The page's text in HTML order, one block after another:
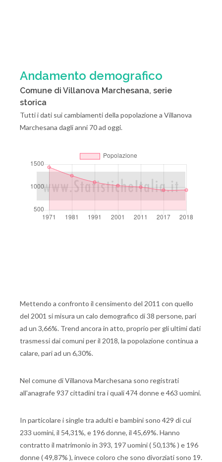
Andamento demografico
Comune di Villanova Marchesana, serie
storica
Tutti i dati sui cambiamenti della popolazione a Villanova
Marchesana dagli anni 70 ad oggi.
Mettendo a confronto il censimento del 2011 con quello
del 2001 si misura un calo demografico di 38 persone, pari
ad un 3,66%. Trend ancora in atto, proprio per gli ultimi dati
trasmessi dai comuni per il 2018, la popolazione continua a
calare, pari ad un 6,30%.
Nel comune di Villanova Marchesana sono registrati
all'anagrafe 937 cittadini tra i quali 474 donne e 463 uomini.
In particolare i single tra adulti e bambini sono 429 di cui
233 uomini, il 54,31%, e 196 donne, il 45,69%. Hanno
contratto il matrimonio in 393, 197 uomini ( 50,13% ) e 196
donne ( 49,87% ), invece coloro che sono divorziati sono 19.